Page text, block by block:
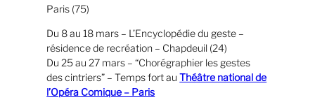
Paris (75)
Du 8 au 18 mars – L’Encyclopédie du geste –
résidence de recréation – Chapdeuil (24)
Du 25 au 27 mars – “Chorégraphier les gestes
des cintriers” – Temps fort auThéâtre national de
l’Opéra Comique – Paris